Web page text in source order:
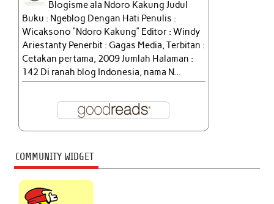
Blogisme ala Ndoro Kakung Judul
Buku : Ngeblog Dengan Hati Penulis :
Wicaksono “Ndoro Kakung” Editor : Windy
Ariestanty Penerbit : Gagas Media, Terbitan :
Cetakan pertama, 2009 Jumlah Halaman :
142 Di ranah blog Indonesia, nama N...
COMMUNITY WIDGET